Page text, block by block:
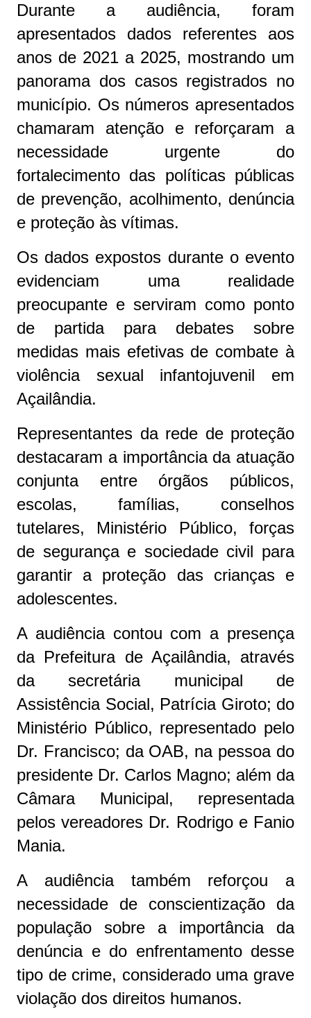
Durante a audiência, foram
apresentados dados referentes aos
anos de 2021 a 2025, mostrando um
panorama dos casos registrados no
município. Os números apresentados
chamaram atenção e reforçaram a
necessidade urgente do
fortalecimento das políticas públicas
de prevenção, acolhimento, denúncia
e proteção às vítimas.
Os dados expostos durante o evento
evidenciam uma realidade
preocupante e serviram como ponto
de partida para debates sobre
medidas mais efetivas de combate à
violência sexual infantojuvenil em
Açailândia.
Representantes da rede de proteção
destacaram a importância da atuação
conjunta entre órgãos públicos,
escolas, famílias, conselhos
tutelares, Ministério Público, forças
de segurança e sociedade civil para
garantir a proteção das crianças e
adolescentes.
A audiência contou com a presença
da Prefeitura de Açailândia, através
da secretária municipal de
Assistência Social, Patrícia Giroto; do
Ministério Público, representado pelo
Dr. Francisco; da OAB, na pessoa do
presidente Dr. Carlos Magno; além da
Câmara Municipal, representada
pelos vereadores Dr. Rodrigo e Fanio
Mania.
A audiência também reforçou a
necessidade de conscientização da
população sobre a importância da
denúncia e do enfrentamento desse
tipo de crime, considerado uma grave
violação dos direitos humanos.